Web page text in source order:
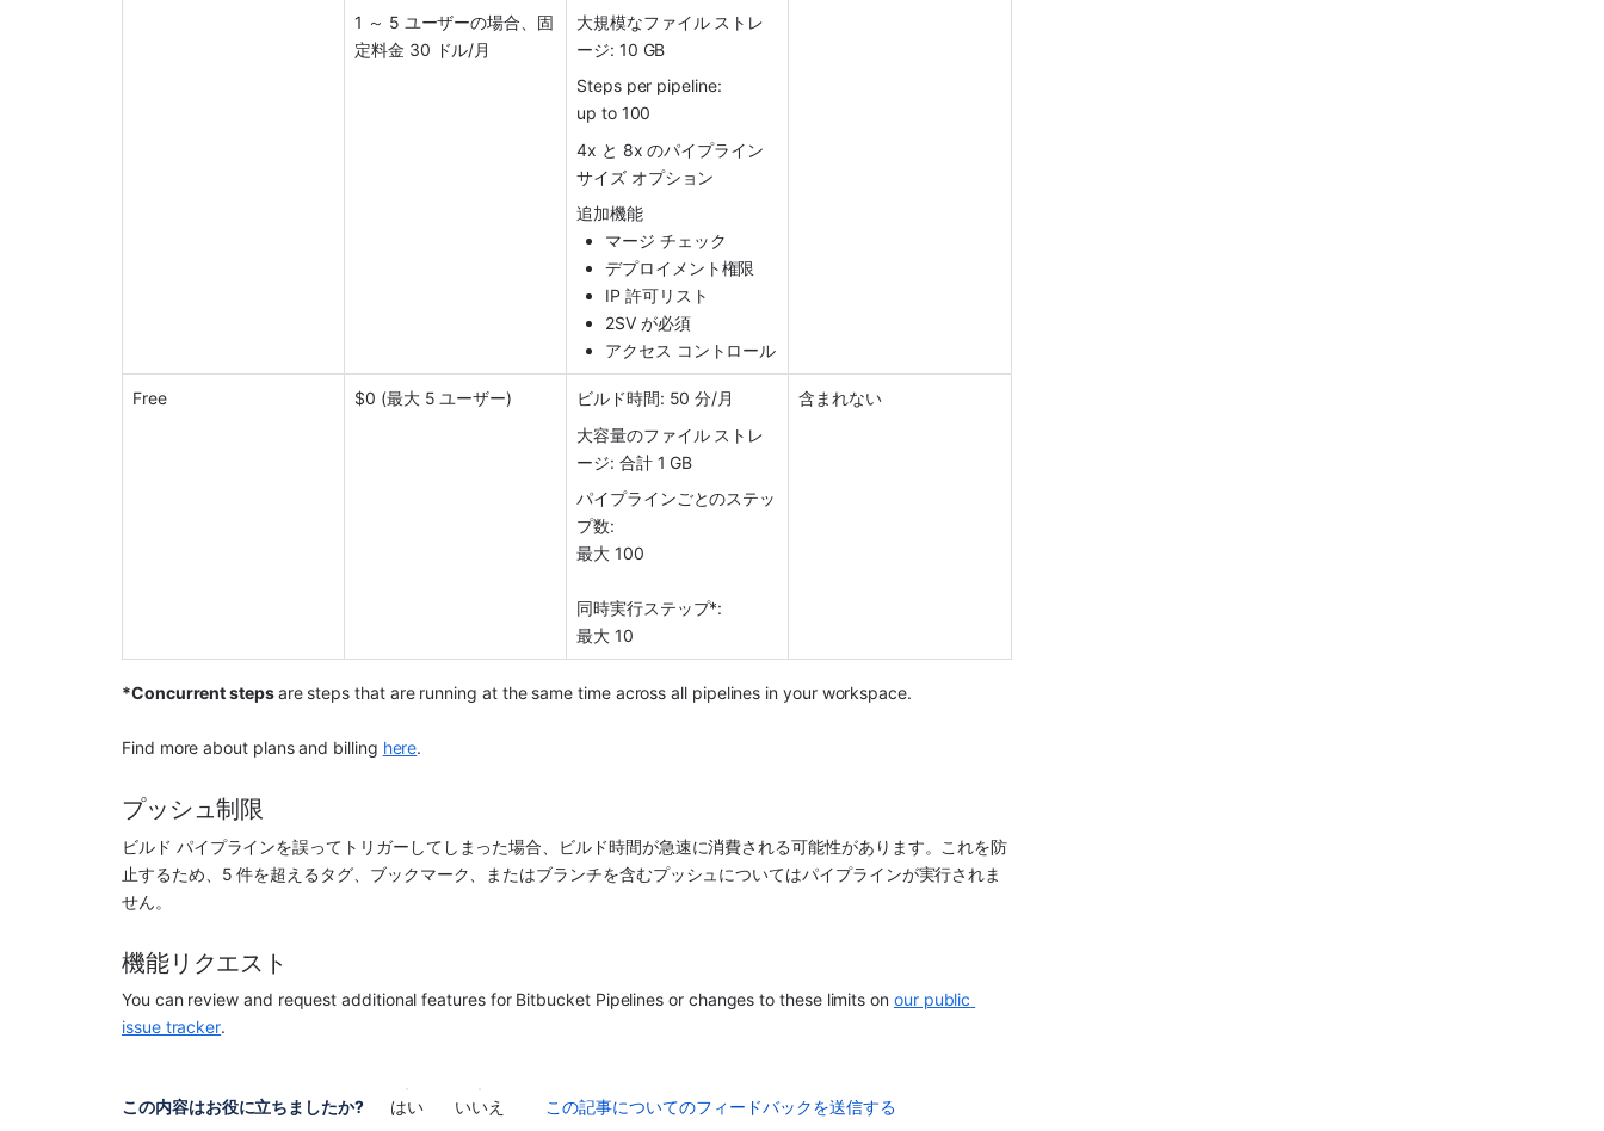
1 ～ 5 ユーザーの場合、固
定料金 30 ドル/月
大規模なファイル ストレ
ージ: 10 GB
Steps per pipeline:
up to 100
4x と 8x のパイプライン
サイズ オプション
追加機能
マージ チェック
デプロイメント権限
IP 許可リスト
2SV が必須
アクセス コントロール
Free $0 (最大 5 ユーザー)
ビルド時間: 50 分/月
大容量のファイル ストレ
ージ: 合計 1 GB
パイプラインごとのステッ
プ数:
最大 100
同時実行ステップ*:
最大 10
含まれない
*Concurrent steps are steps that are running at the same time across all pipelines in your workspace.
Find more about plans and billing here.
プッシュ制限
ビルド パイプラインを誤ってトリガーしてしまった場合、ビルド時間が急速に消費される可能性があります。これを防
止するため、5 件を超えるタグ、ブックマーク、またはブランチを含むプッシュについてはパイプラインが実行されま
せん。
機能リクエスト
You can review and request additional features for Bitbucket Pipelines or changes to these limits on our public
issue tracker.
この内容はお役に立ちましたか? はい いいえ この記事についてのフィードバックを送信する